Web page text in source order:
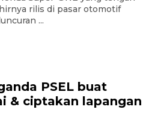
rilis di pasar otomotif
...
PSEL buat
& ciptakan lapangan